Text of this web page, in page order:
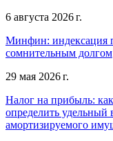
6 августа 2026 г.
Минфин: индексация
сомнительным долгом
29 мая 2026 г.
Налог на прибыль:
определить удельный
амортизируемого